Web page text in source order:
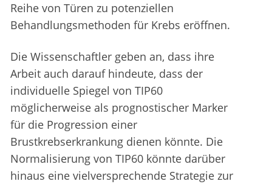
Reihe von Türen zu potenziellen
Behandlungsmethoden für Krebs eröffnen.
Die Wissenschaftler geben an, dass ihre
Arbeit auch darauf hindeute, dass der
individuelle Spiegel von TIP60
möglicherweise als prognostischer Marker
für die Progression einer
Brustkrebserkrankung dienen könnte. Die
Normalisierung von TIP60 könnte darüber
hinaus eine vielversprechende Strategie zur